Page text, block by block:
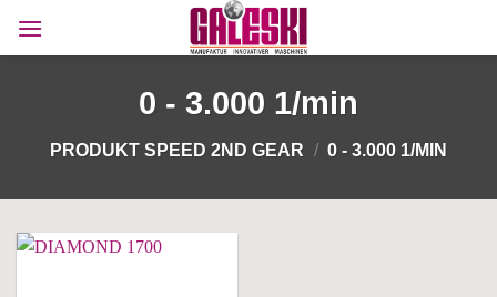
Inhalt
0 - 3.000 1/min
PRODUKT SPEED 2ND GEAR / 0 - 3.000 1/MIN